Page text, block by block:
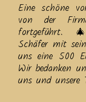
Eine schöne
von der
fortgeführt.
Schäfer mit
uns eine 500
Wir bedanken
uns und unsere